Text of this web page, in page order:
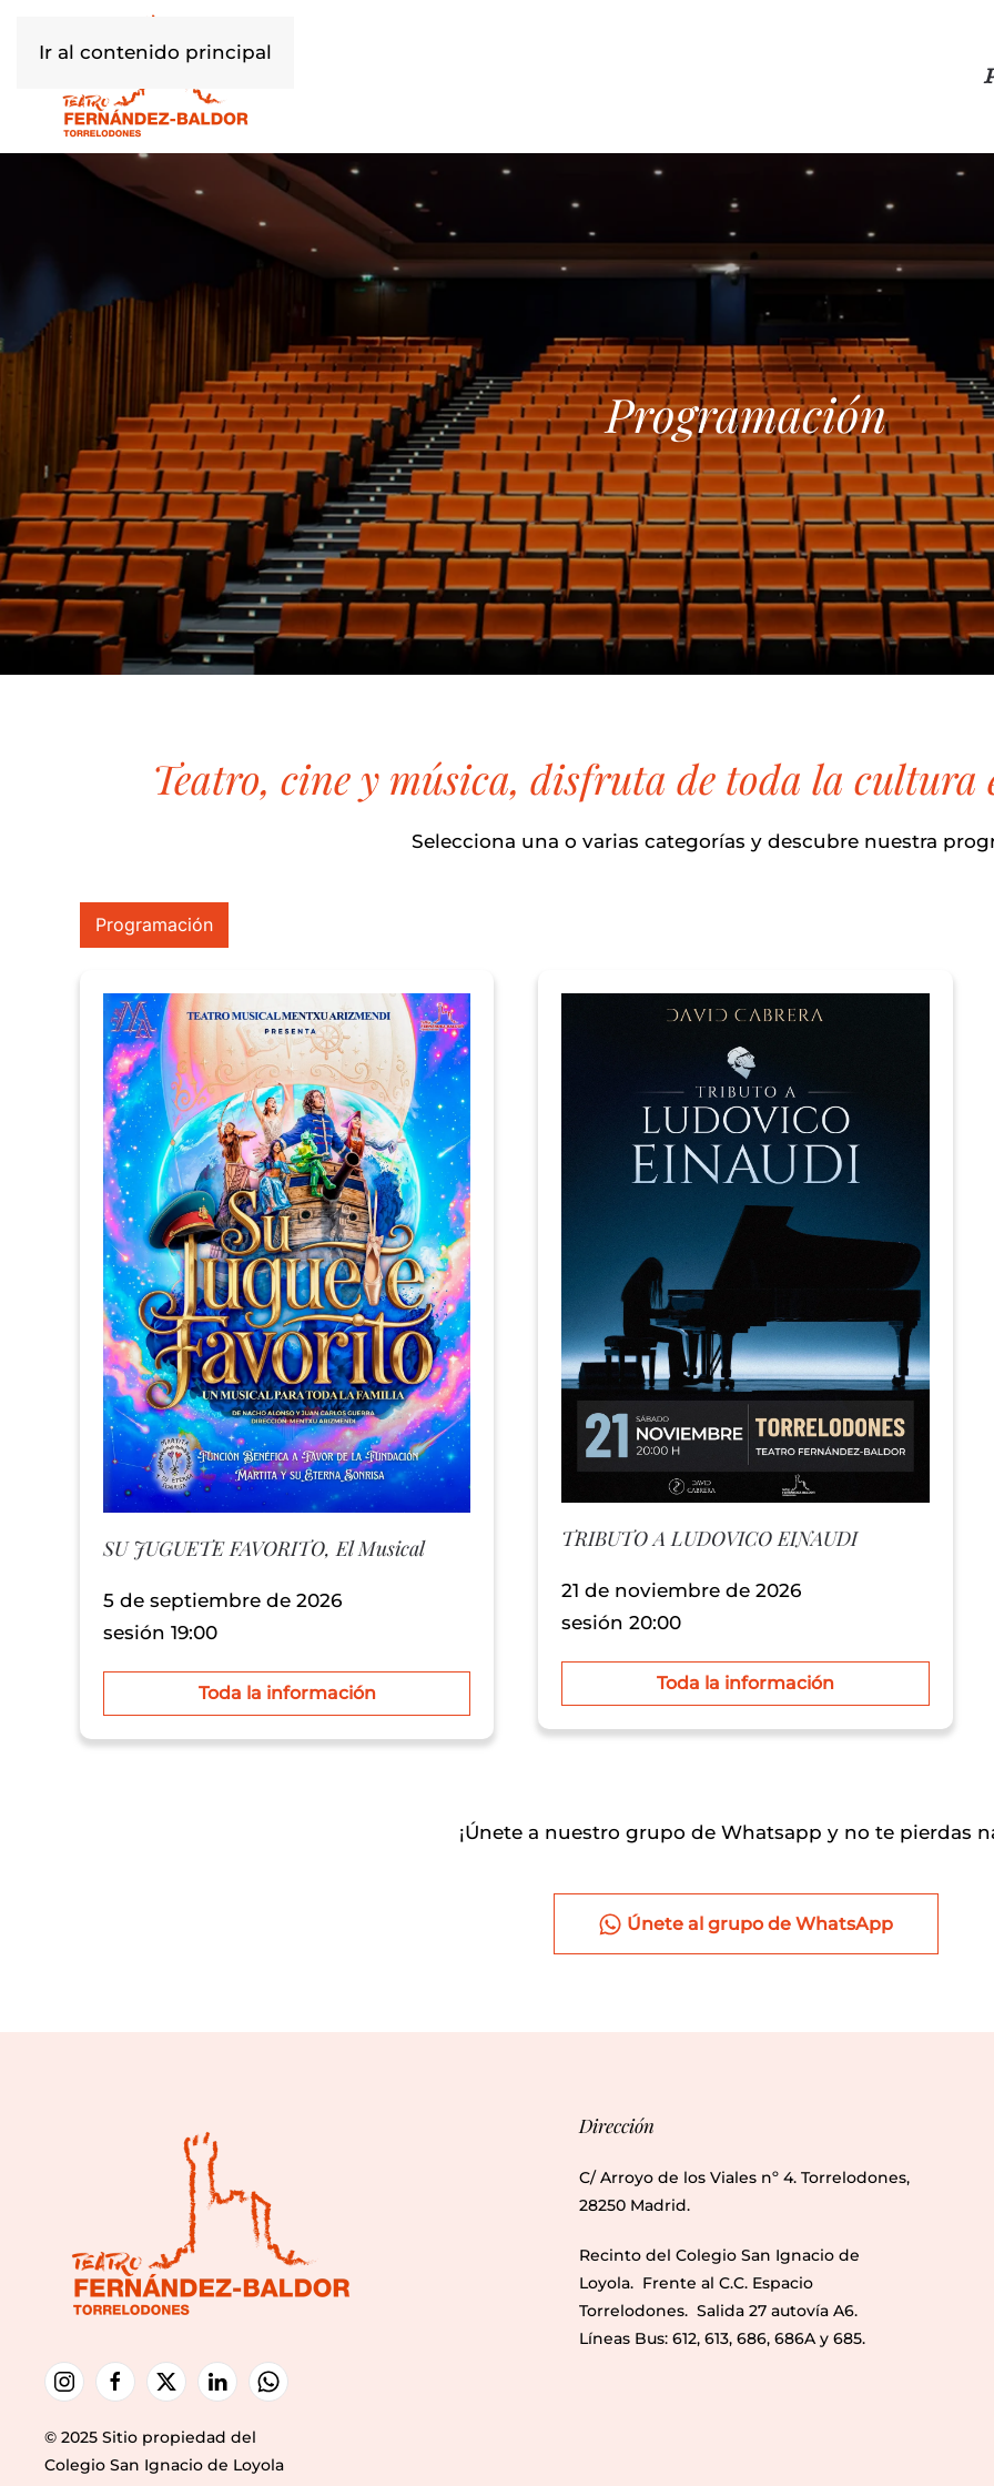
Ir al contenido principal
Programación
Teatro, cine y música, disfruta de toda la cultura
Selecciona una o varias categorías y descubre nuestra
Programación
SU JUGUETE FAVORITO, El Musical
5 de septiembre de 2026
sesión 19:00
Toda la información
TRIBUTO A LUDOVICO EINAUDI
21 de noviembre de 2026
sesión 20:00
Toda la información
¡Únete a nuestro grupo de Whatsapp y no te pierdas
Únete al grupo de WhatsApp
© 2025 Sitio propiedad del
Colegio San Ignacio de Loyola
Dirección
C/ Arroyo de los Viales nº 4. Torrelodones,
28250 Madrid.
Recinto del Colegio San Ignacio de
Loyola. Frente al C.C. Espacio
Torrelodones. Salida 27 autovía A6.
Líneas Bus: 612, 613, 686, 686A y 685.